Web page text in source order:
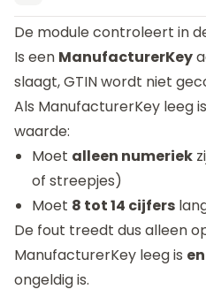
De module controleert in
Is een ManufacturerKey
slaagt, GTIN wordt niet
Als ManufacturerKey leeg
waarde:
Moet alleen numeriek
of streepjes)
Moet 8 tot 14 cijfers
De fout treedt dus alleen
ManufacturerKey leeg is en
ongeldig is.